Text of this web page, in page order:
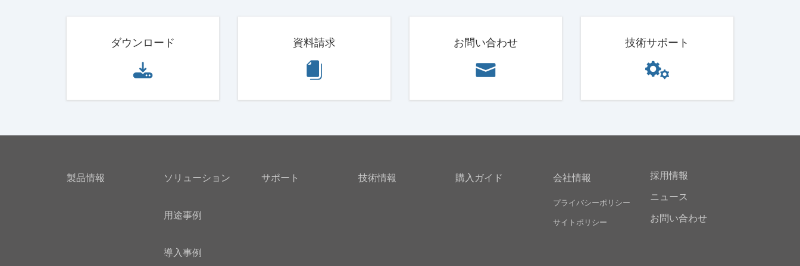
ダウンロード 資料請求 お問い合わせ 技術サポート
製品情報 ソリューション
用途事例
導入事例
サポート 技術情報 購入ガイド 会社情報
プライバシーポリシー
サイトポリシー
採用情報
ニュース
お問い合わせ